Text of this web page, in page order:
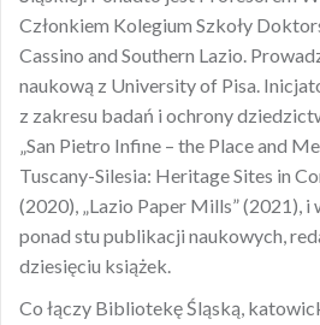
Członkiem Kolegium Szkoły
Cassino and Southern Lazio.
naukową z University of Pisa.
z zakresu badań i ochrony
„San Pietro Infine – the Place and
Tuscany-Silesia: Heritage Sites in
(2020), „Lazio Paper Mills” (2021), i
ponad stu publikacji naukowych,
dziesięciu książek.
Co łączy Bibliotekę Śląską,